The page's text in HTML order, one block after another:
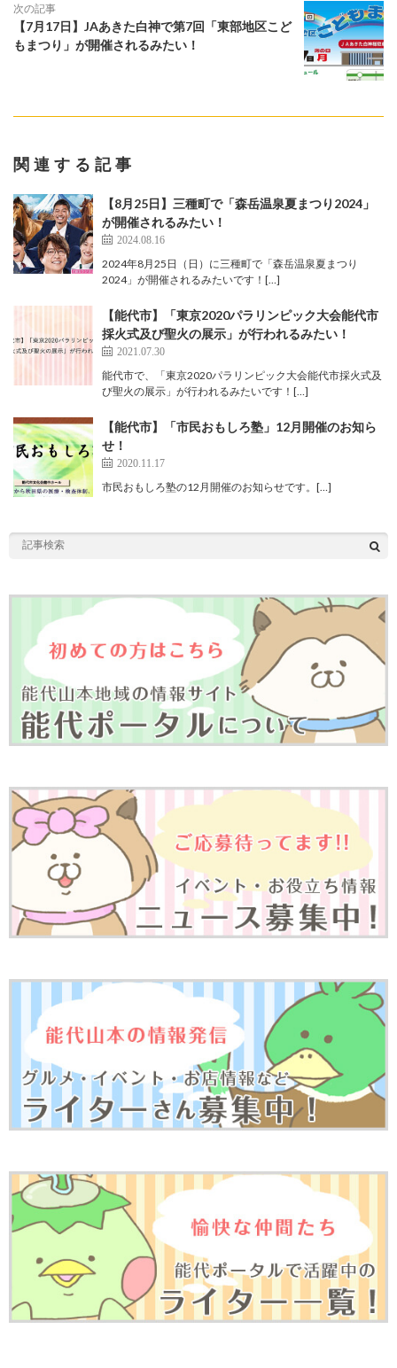
次の記事
【7月17日】JAあきた白神で第7回「東部地区こど
もまつり」が開催されるみたい！
関連する記事
【8月25日】三種町で「森岳温泉夏まつり2024」
が開催されるみたい！
2024.08.16
2024年8月25日（日）に三種町で「森岳温泉夏まつり
2024」が開催されるみたいです！[…]
【能代市】「東京2020パラリンピック大会能代市
採火式及び聖火の展示」が行われるみたい！
2021.07.30
能代市で、「東京2020パラリンピック大会能代市採火式及
び聖火の展示」が行われるみたいです！[…]
【能代市】「市民おもしろ塾」12月開催のお知ら
せ！
2020.11.17
市民おもしろ塾の12月開催のお知らせです。[…]